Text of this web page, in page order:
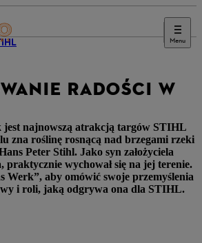
Menu
RADOŚCI W
jest najnowszą atrakcją targów STIHL
zna roślinę rosnącą nad brzegami rzeki
Peter Stihl. Jako syn założyciela
praktycznie wychował się na jej terenie.
Werk”, aby omówić swoje przemyślenia
i roli, jaką odgrywa ona dla STIHL.